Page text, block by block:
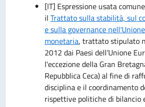
[IT] Espressione usata
il Trattato sulla stabilità, sul
e sulla governance
monetaria, trattato stipulato
2012 dai Paesi dell’Unione
l'eccezione della Gran
Repubblica Ceca) al fine di
disciplina e il coordinamento
rispettive politiche di bilancio